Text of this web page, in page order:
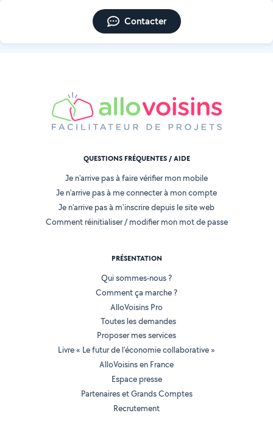
Contacter
QUESTIONS FRÉQUENTES / AIDE
Je n'arrive pas à faire vérifier mon mobile
Je n'arrive pas à me connecter à mon compte
Je n'arrive pas à m'inscrire depuis le site web
Comment réinitialiser / modifier mon mot de passe
PRÉSENTATION
Qui sommes-nous ?
Comment ça marche ?
AlloVoisins Pro
Toutes les demandes
Proposer mes services
Livre « Le futur de l'économie collaborative »
AlloVoisins en France
Espace presse
Partenaires et Grands Comptes
Recrutement